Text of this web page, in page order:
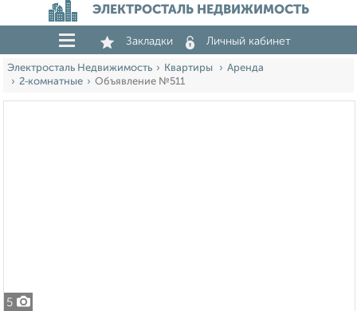
ЭЛЕКТРОСТАЛЬ НЕДВИЖИМОСТЬ
Закладки Личный кабинет
Электросталь Недвижимость Квартиры
Аренда
2‑комнатные
Объявление №511
5